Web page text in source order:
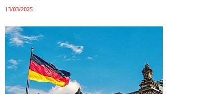
13/03/2025